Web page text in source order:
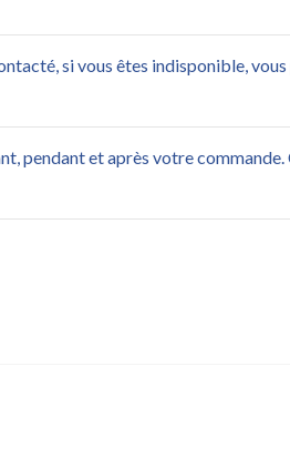
si vous êtes indisponible,
pendant et après votre